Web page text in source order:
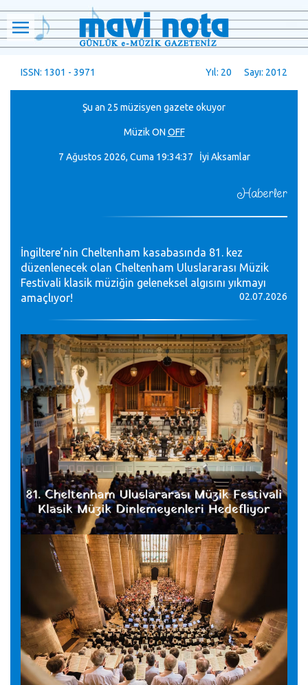
ISSN: 1301 - 3971 Yıl: 20 Sayı: 2012
Şu an 25 müzisyen gazete okuyor
MüzikON OFF
7 Ağustos 2026, Cuma 19:34:37 İyi Aksamlar
Haberler
İngiltere’nin Cheltenham kasabasında 81. kez
düzenlenecek olan Cheltenham Uluslararası Müzik
Festivali klasik müziğin geleneksel algısını yıkmayı
amaçlıyor!
02.07.2026